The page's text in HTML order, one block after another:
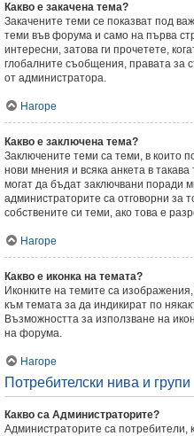
Какво е закачена тема?
Закачените теми се показват под
теми във форума и само на първа
интересни, затова ги прочетете,
глобалните съобщения, правата за
от администратора.
Нагоре
Какво е заключена тема?
Заключените теми са теми, в които
нови мнения и всяка анкета в
могат да бъдат заключвани поради
администраторите са отговорни за
собствените си теми, ако това е
Нагоре
Какво е иконка на темата?
Иконките на темите са
към темата за да индикират по
Възможността за използване на
на форума.
Нагоре
Потребителски нива и групи
Какво са Администраторите?
Администраторите са потребители,